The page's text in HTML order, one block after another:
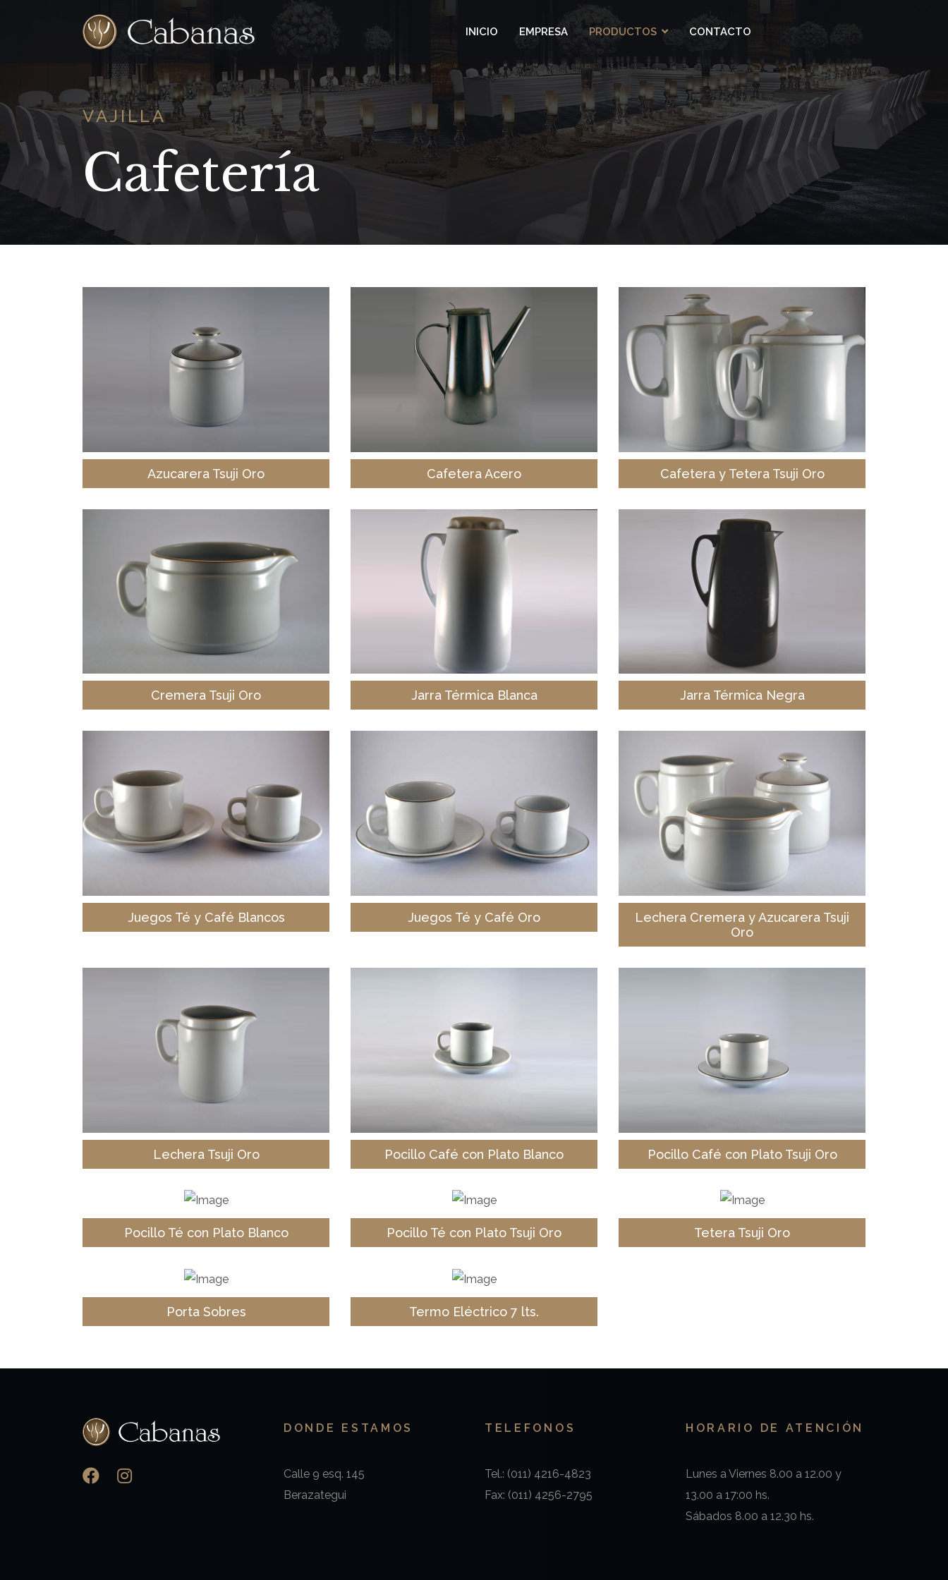
INICIO EMPRESA PRODUCTOS CONTACTO
VAJILLA
Cafetería
Azucarera Tsuji Oro Cafetera Acero Cafetera y Tetera Tsuji Oro
Cremera Tsuji Oro Jarra Térmica Blanca Jarra Térmica Negra
Juegos Té y Café Blancos Juegos Té y Café Oro
Lechera Cremera y Azucarera Tsuji
Oro
Lechera Tsuji Oro Pocillo Café con Plato Blanco Pocillo Café con Plato Tsuji Oro
Pocillo Té con Plato Blanco Pocillo Té con Plato Tsuji Oro Tetera Tsuji Oro
Porta Sobres Termo Eléctrico 7 lts.
DONDE ESTAMOS
Calle 9 esq. 145
Berazategui
TELEFONOS
Tel.: (011) 4216-4823
Fax: (011) 4256-2795
HORARIO DE ATENCIÓN
Lunes a Viernes 8.00 a 12.00 y
13.00 a 17:00 hs.
Sábados 8.00 a 12.30 hs.